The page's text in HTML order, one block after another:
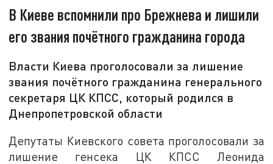
В Киеве вспомнили про Брежнева и лишили
его звания почётного гражданина города
Власти Киева проголосовали за лишение
звания почётного гражданина генерального
секретаря ЦК КПСС, который родился в
Днепропетровской области
Депутаты Киевского совета проголосовали за
лишение генсека ЦК КПСС Леонида